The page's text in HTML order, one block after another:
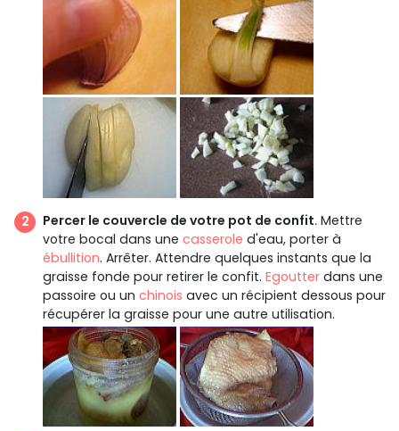
Percer le couvercle de votre pot de confit. Mettre
votre bocal dans une casserole d'eau, porter à
ébullition. Arrêter. Attendre quelques instants que la
graisse fonde pour retirer le confit. Egoutter dans une
passoire ou un chinois avec un récipient dessous pour
récupérer la graisse pour une autre utilisation.